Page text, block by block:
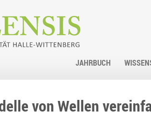
JAHRBUCH
von Wellen